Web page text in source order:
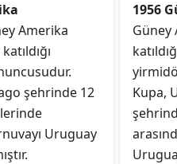
ev
futbol
kutlamalarının
yıldönümünde
Temmuz
düzenlenmiştir.
maçında
yenen Uruguay
kazanmıştır.
Amerika
şehrinde 12
Uruguay
1956
Güney
Kupa,